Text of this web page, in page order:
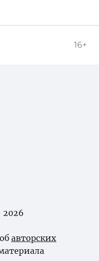
16+
2026
авторских